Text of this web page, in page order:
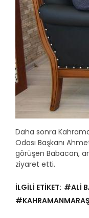
Daha sonra
Odası Başkanı
görüşen Babacan,
ziyaret etti.
İLGİLİ ETİKET: #ALİ